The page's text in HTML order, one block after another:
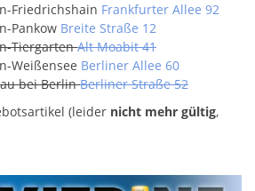
Friedrichshain Frankfurter Allee 92
Pankow Breite Straße 12
TiergartenAlt Moabit 41
Weißensee Berliner Allee 60
bei BerlinBerliner Straße 52
(leider nicht mehr gültig,